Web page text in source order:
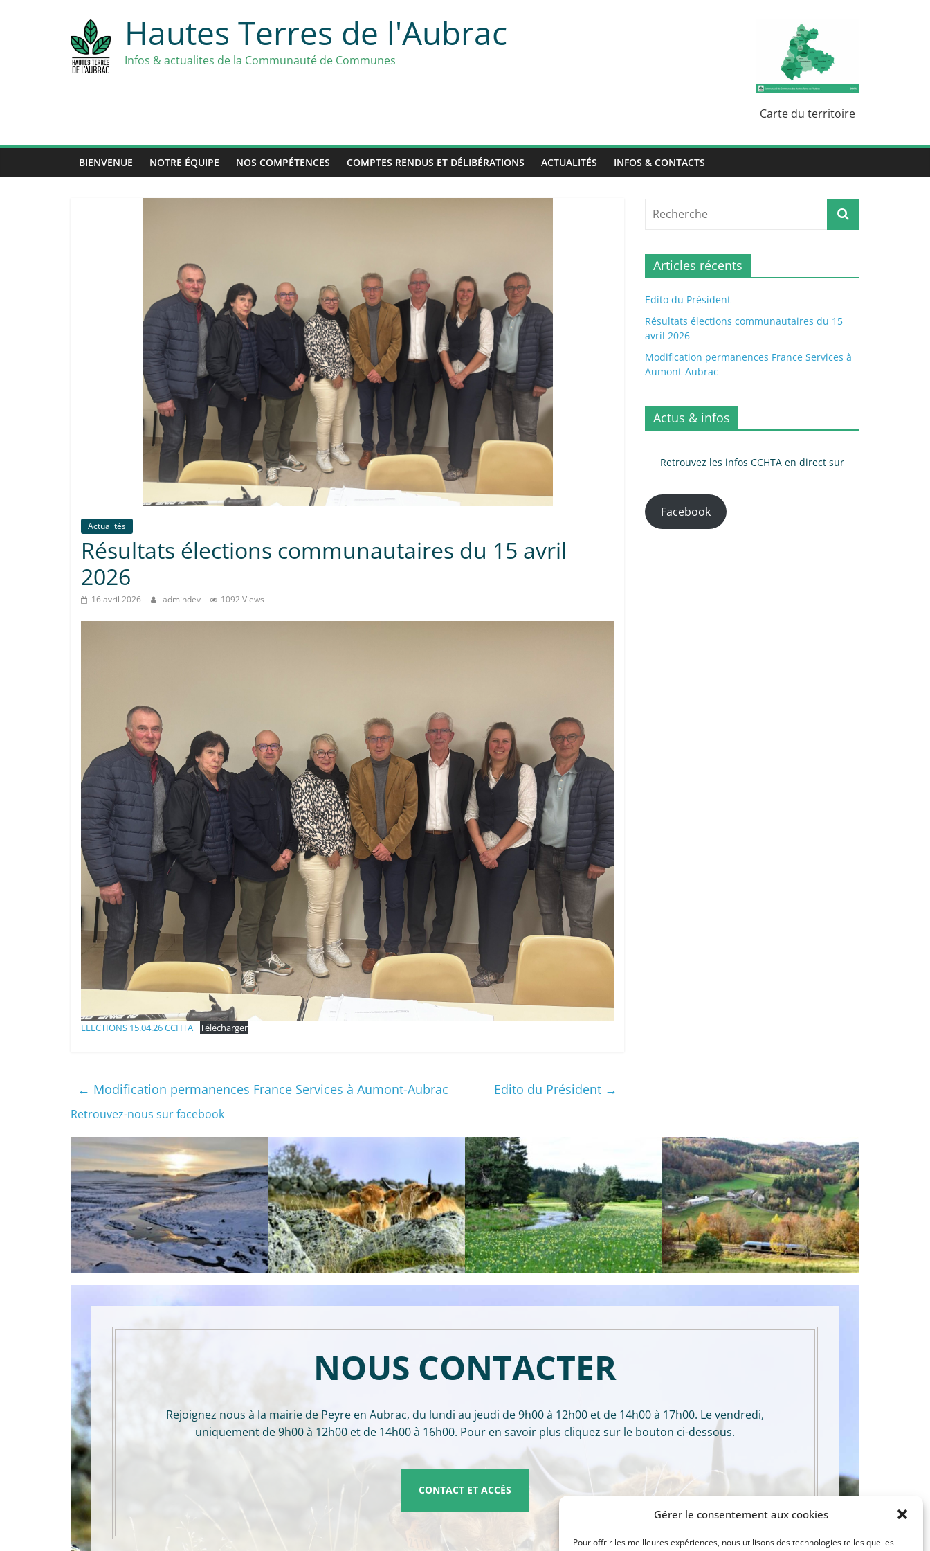
Gérer le consentement aux cookies
Pour offrir les meilleures expériences, nous utilisons des technologies telles que les
Hautes Terres de l'Aubrac
Infos & actualites de la Communauté de Communes
Carte du territoire
BIENVENUE NOTRE ÉQUIPE NOS COMPÉTENCES COMPTES RENDUS ET DÉLIBÉRATIONS ACTUALITÉS INFOS & CONTACTS
Actualités
Résultats élections communautaires du 15 avril
2026
16 avril 2026 admindev 1092 Views
ELECTIONS 15.04.26 CCHTA Télécharger
← Modification permanences France Services à Aumont-Aubrac Edito du Président →
Retrouvez-nous sur facebook
Articles récents
Edito du Président
Résultats élections communautaires du 15
avril 2026
Modification permanences France Services à
Aumont-Aubrac
Actus & infos
Retrouvez les infos CCHTA en direct sur
Facebook
NOUS CONTACTER
Rejoignez nous à la mairie de Peyre en Aubrac, du lundi au jeudi de 9h00 à 12h00 et de 14h00 à 17h00. Le vendredi,
uniquement de 9h00 à 12h00 et de 14h00 à 16h00. Pour en savoir plus cliquez sur le bouton ci-dessous.
CONTACT ET ACCÈS